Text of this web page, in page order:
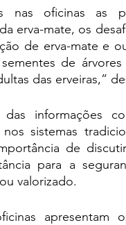
nas oficinas as
erva-mate, os
de erva-mate e
de
das erveiras,”
informações
sistemas
de
para a
valorizado.
apresentam